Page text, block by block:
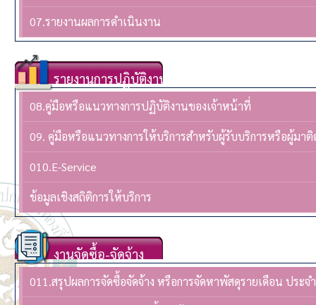
07.รายงานผลการดำเนินงาน
รายงานการปฏิบัติงาน
08.คู่มือหรือแนวทางการปฏิบัติงานของเจ้าหน้าที่
09. คู่มือหรือแนวทางการให้บริการสำหรับผู้รับบริการหรือผู้มา
010.E-Service
ข้อมูลเชิงสถิติการให้บริการ
งานจัดซื้อ-จัดจ้าง
011.สรุปผลการจัดซื้อจัดจ้าง หรือการจัดหาพัสดุรายเดือน ประ